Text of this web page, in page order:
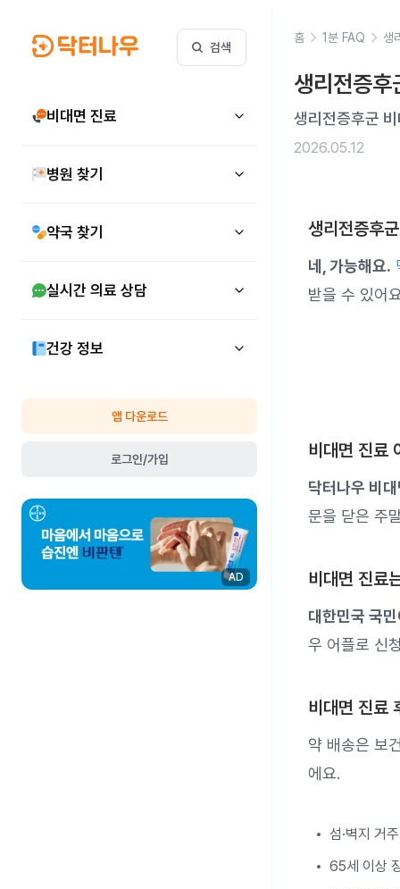
검색
비대면 진료
병원 찾기
약국 찾기
실시간 의료 상담
건강 정보
앱 다운로드
로그인/가입
AD
홈 1분 FAQ 생
생리전증
생리전증후군
2026.05.12
생리전증후
네, 가능해요.
받을 수 있어
비대면 진료
닥터나우 비
문을 닫은 주
비대면 진료
대한민국 국
우 어플로 신
비대면 진료
약 배송은 보
에요.
섬·벽지 거
65세 이상